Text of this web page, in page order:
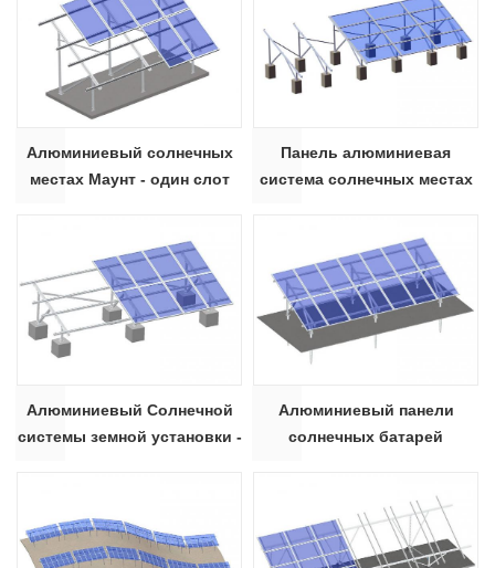
Алюминиевый солнечных
местах Маунт - один слот
Панель алюминиевая
система солнечных местах
Алюминиевый Солнечной
системы земной установки -
Алюминиевый панели
солнечных батарей
прямоугольник